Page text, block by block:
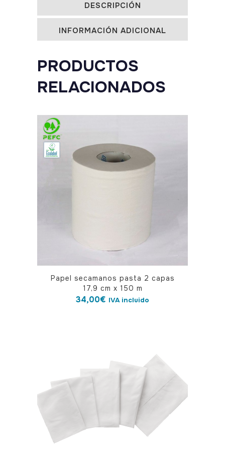
m
quantity
DESCRIPCIÓN
INFORMACIÓN ADICIONAL
PRODUCTOS
RELACIONADOS
Papel secamanos pasta 2 capas
17,9 cm x 150 m
34,00€ IVA incluido